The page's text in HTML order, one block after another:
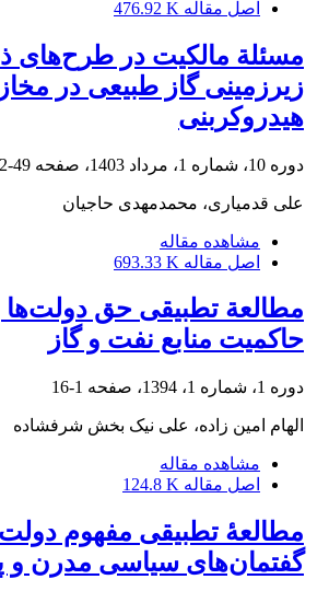
اصل مقاله 476.92 K
مسئلة مالکیت در طرح‌های
زیرزمینی گاز طبیعی در
هیدروکربنی
دوره 10، شماره 1، مرداد 1403، صفحه 49-72
علی قدمیاری، محمدمهدی حاجیان
مشاهده مقاله
اصل مقاله 693.33 K
مطالعة تطبیقی حق دولت‌ها
حاکمیت منابع نفت و گاز
دوره 1، شماره 1، 1394، صفحه 1-16
الهام امین زاده، علی نیک بخش شرفشاده
مشاهده مقاله
اصل مقاله 124.8 K
مطالعۀ تطبیقی مفهوم دولت
گفتمان‌های سیاسی مدرن